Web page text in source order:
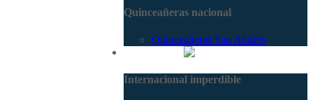
Quinceañeras nacional
Quinceañeras San Andrés
Internacional imperdible